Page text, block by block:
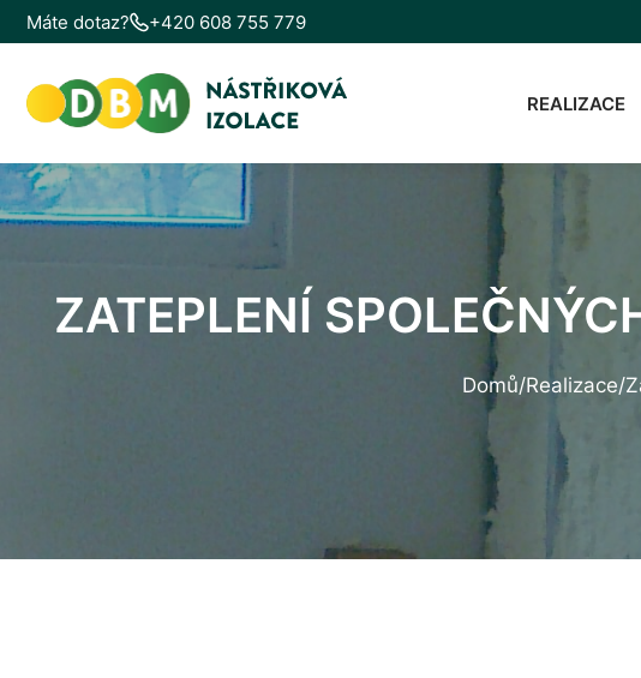
Máte dotaz? +420 608 755 779
REALIZACE
ZATEPLENÍ
Domů/Realizace/